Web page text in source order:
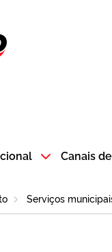
Logo do Poupatempo
Canais
Serviços